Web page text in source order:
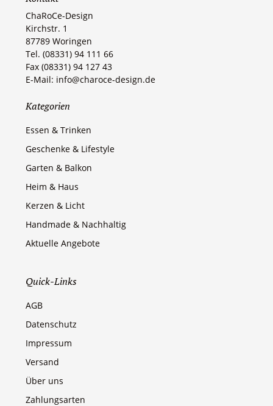
ChaRoCe-Design
Kirchstr. 1
87789 Woringen​
Tel. (08331) 94 111 66
Fax (08331) 94 127 43
E-Mail: info@charoce-design.de
Kategorien
Essen & Trinken
Geschenke & Lifestyle
Garten & Balkon
Heim & Haus
Kerzen & Licht
Handmade & Nachhaltig
Aktuelle Angebote
Quick-Links
AGB
Datenschutz
Impressum
Versand
Über uns
Zahlungsarten